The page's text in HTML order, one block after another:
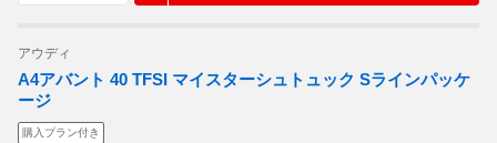
アウディ
A4アバント 40 TFSI マイスターシュトュック Sラインパッケ
ージ
購入プラン付き